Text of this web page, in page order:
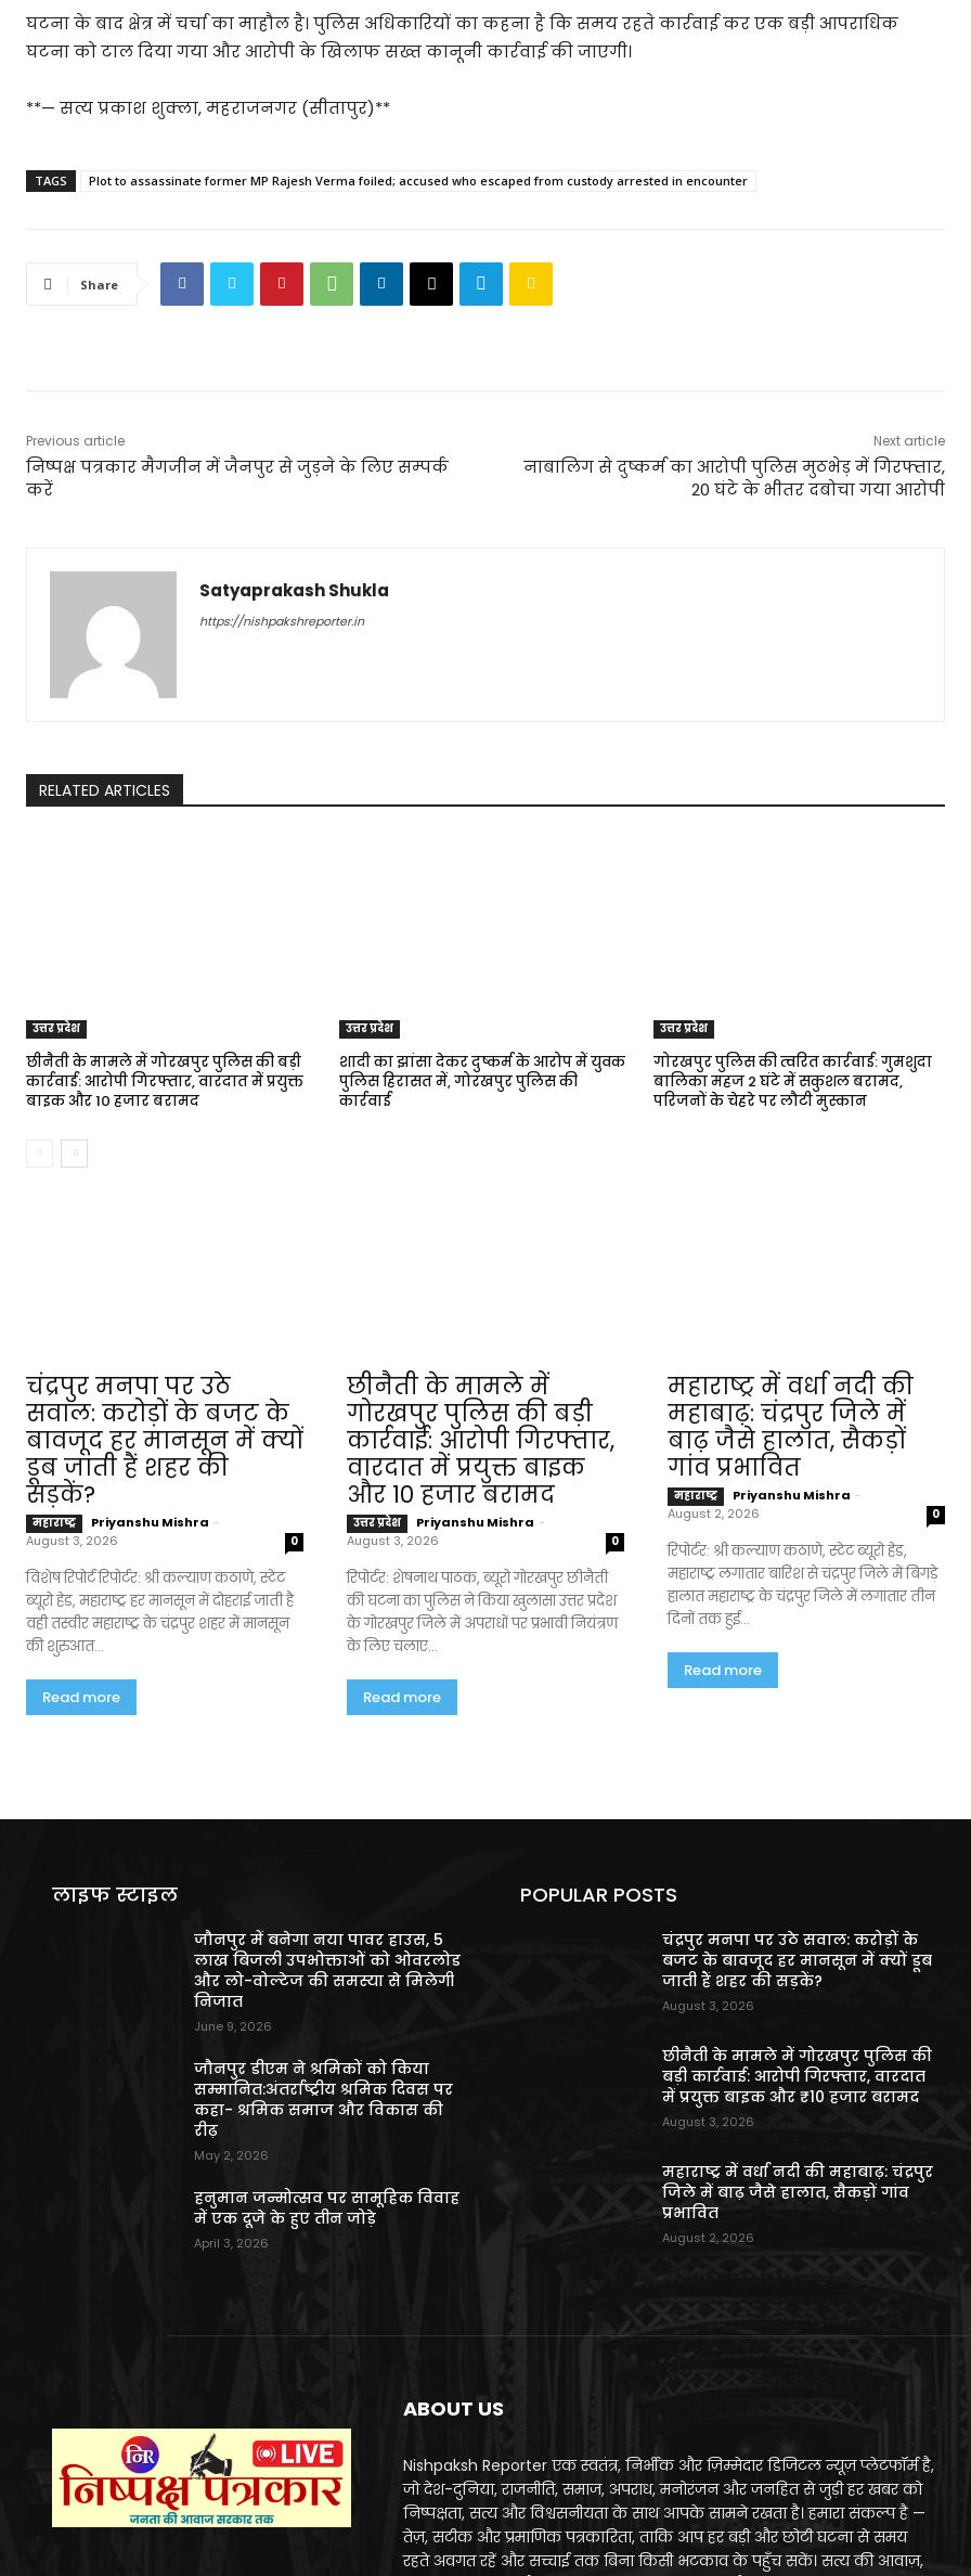
घटना के बाद क्षेत्र में चर्चा का माहौल है। पुलिस अधिकारियों का कहना है कि समय रहते कार्रवाई कर एक बड़ी आपराधिक
घटना को टाल दिया गया और आरोपी के खिलाफ सख्त कानूनी कार्रवाई की जाएगी।
**— सत्य प्रकाश शुक्ला, महराजनगर (सीतापुर)**
TAGS Plot to assassinate former MP Rajesh Verma foiled; accused who escaped from custody arrested in encounter
Share
Previous article
निष्पक्ष पत्रकार मैगजीन में जैनपुर से जुड़ने के लिए सम्पर्क
करें
Next article
नाबालिग से दुष्कर्म का आरोपी पुलिस मुठभेड़ में गिरफ्तार,
20 घंटे के भीतर दबोचा गया आरोपी
Satyaprakash Shukla
https://nishpakshreporter.in
RELATED ARTICLES
उत्तर प्रदेश
छीनैती के मामले में गोरखपुर पुलिस की बड़ी
कार्रवाई: आरोपी गिरफ्तार, वारदात में प्रयुक्त
बाइक और ₹10 हजार बरामद
उत्तर प्रदेश
शादी का झांसा देकर दुष्कर्म के आरोप में युवक
पुलिस हिरासत में, गोरखपुर पुलिस की
कार्रवाई
उत्तर प्रदेश
गोरखपुर पुलिस की त्वरित कार्रवाई: गुमशुदा
बालिका महज 2 घंटे में सकुशल बरामद,
परिजनों के चेहरे पर लौटी मुस्कान
चंद्रपुर मनपा पर उठे
सवाल: करोड़ों के बजट के
बावजूद हर मानसून में क्यों
डूब जाती हैं शहर की
सड़कें?
महाराष्ट्र Priyanshu Mishra -
August 3, 2026
0
विशेष रिपोर्ट रिपोर्टर: श्री कल्याण कठाणे, स्टेट
ब्यूरो हेड, महाराष्ट्र हर मानसून में दोहराई जाती है
वही तस्वीर महाराष्ट्र के चंद्रपुर शहर में मानसून
की शुरुआत...
Read more
छीनैती के मामले में
गोरखपुर पुलिस की बड़ी
कार्रवाई: आरोपी गिरफ्तार,
वारदात में प्रयुक्त बाइक
और ₹10 हजार बरामद
उत्तर प्रदेश Priyanshu Mishra -
August 3, 2026
0
रिपोर्टर: शेषनाथ पाठक, ब्यूरो गोरखपुर छीनैती
की घटना का पुलिस ने किया खुलासा उत्तर प्रदेश
के गोरखपुर जिले में अपराधों पर प्रभावी नियंत्रण
के लिए चलाए...
Read more
महाराष्ट्र में वर्धा नदी की
महाबाढ़: चंद्रपुर जिले में
बाढ़ जैसे हालात, सैकड़ों
गांव प्रभावित
महाराष्ट्र Priyanshu Mishra -
August 2, 2026
0
रिपोर्टर: श्री कल्याण कठाणे, स्टेट ब्यूरो हेड,
महाराष्ट्र लगातार बारिश से चंद्रपुर जिले में बिगड़े
हालात महाराष्ट्र के चंद्रपुर जिले में लगातार तीन
दिनों तक हुई...
Read more
लाइफ स्टाइल
जौनपुर में बनेगा नया पावर हाउस, 5
लाख बिजली उपभोक्ताओं को ओवरलोड
और लो-वोल्टेज की समस्या से मिलेगी
निजात
June 9, 2026
जौनपुर डीएम ने श्रमिकों को किया
सम्मानित:अंतर्राष्ट्रीय श्रमिक दिवस पर
कहा- श्रमिक समाज और विकास की
रीढ़
May 2, 2026
हनुमान जन्मोत्सव पर सामूहिक विवाह
में एक दूजे के हुए तीन जोड़े
April 3, 2026
POPULAR POSTS
चंद्रपुर मनपा पर उठे सवाल: करोड़ों के
बजट के बावजूद हर मानसून में क्यों डूब
जाती हैं शहर की सड़कें?
August 3, 2026
छीनैती के मामले में गोरखपुर पुलिस की
बड़ी कार्रवाई: आरोपी गिरफ्तार, वारदात
में प्रयुक्त बाइक और ₹10 हजार बरामद
August 3, 2026
महाराष्ट्र में वर्धा नदी की महाबाढ़: चंद्रपुर
जिले में बाढ़ जैसे हालात, सैकड़ों गांव
प्रभावित
August 2, 2026
ABOUT US
Nishpaksh Reporter एक स्वतंत्र, निर्भीक और ज़िम्मेदार डिजिटल न्यूज़ प्लेटफॉर्म है,
जो देश-दुनिया, राजनीति, समाज, अपराध, मनोरंजन और जनहित से जुड़ी हर खबर को
निष्पक्षता, सत्य और विश्वसनीयता के साथ आपके सामने रखता है। हमारा संकल्प है —
तेज़, सटीक और प्रमाणिक पत्रकारिता, ताकि आप हर बड़ी और छोटी घटना से समय
रहते अवगत रहें और सच्चाई तक बिना किसी भटकाव के पहुँच सकें। सत्य की आवाज़,